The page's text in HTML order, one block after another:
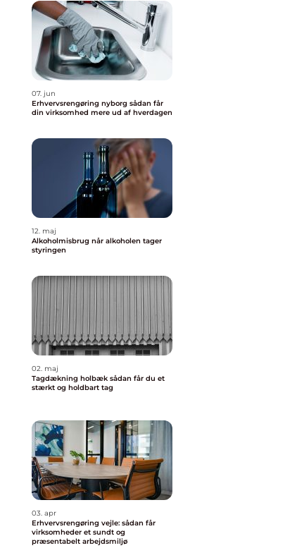
07. jun
Erhvervsrengøring nyborg sådan får
din virksomhed mere ud af hverdagen
12. maj
Alkoholmisbrug når alkoholen tager
styringen
02. maj
Tagdækning holbæk sådan får du et
stærkt og holdbart tag
03. apr
Erhvervsrengøring vejle: sådan får
virksomheder et sundt og
præsentabelt arbejdsmiljø